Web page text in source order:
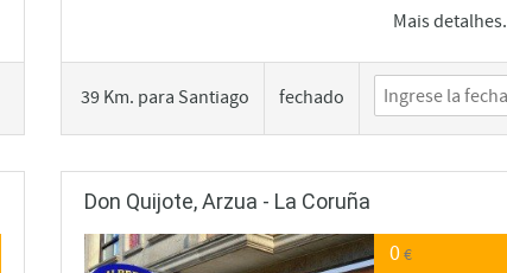
Mais detalhes.
39 Km. para Santiago fechado
Don Quijote, Arzua - La Coruña
0€